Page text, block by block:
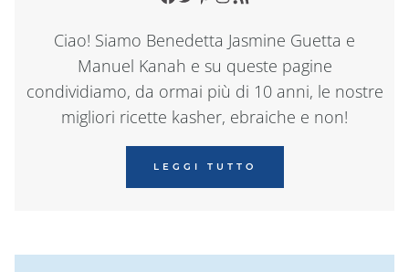
Ciao! Siamo Benedetta Jasmine Guetta e
Manuel Kanah e su queste pagine
condividiamo, da ormai più di 10 anni, le nostre
migliori ricette kasher, ebraiche e non!
LEGGI TUTTO